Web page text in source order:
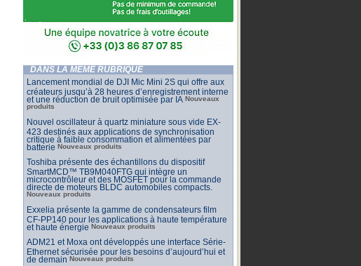
DANS LA MÊME RUBRIQUE
Lancement mondial de DJI Mic Mini 2S qui offre aux
créateurs jusqu’à 28 heures d’enregistrement interne
et une réduction de bruit optimisée par IA Nouveaux
produits
Nouvel oscillateur à quartz miniature sous vide EX-
423 destinés aux applications de synchronisation
critique à faible consommation et alimentées par
batterie Nouveaux produits
Toshiba présente des échantillons du dispositif
SmartMCD™ TB9M040FTG qui intègre un
microcontrôleur et des MOSFET pour la commande
directe de moteurs BLDC automobiles compacts.
Nouveaux produits
Exxelia présente la gamme de condensateurs film
CF-PP140 pour les applications à haute température
et haute énergie Nouveaux produits
ADM21 et Moxa ont développés une interface Série-
Ethernet sécurisée pour les besoins d’aujourd’hui et
de demain Nouveaux produits